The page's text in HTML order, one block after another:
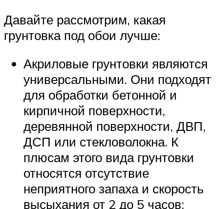
Давайте рассмотрим, какая
грунтовка под обои лучше:
Акриловые грунтовки являются
универсальными. Они подходят
для обработки бетонной и
кирпичной поверхности,
деревянной поверхности, ДВП,
ДСП или стекловолокна. К
плюсам этого вида грунтовки
относятся отсутствие
неприятного запаха и скорость
высыхания от 2 до 5 часов;